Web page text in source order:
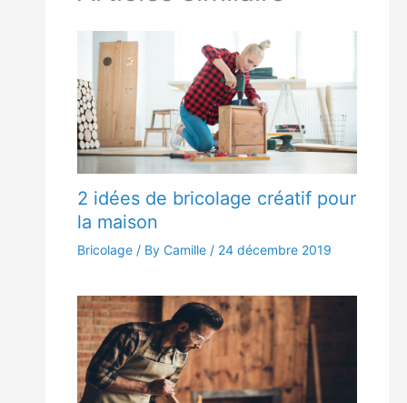
2 idées de bricolage créatif pour
la maison
Bricolage / By Camille / 24 décembre 2019